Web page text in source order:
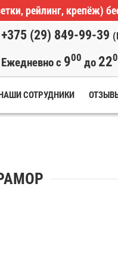
рейлинг, крепёж)
+375 (29) 849-99-39
Ежедневно с 900 до 22
СОТРУДНИКИ